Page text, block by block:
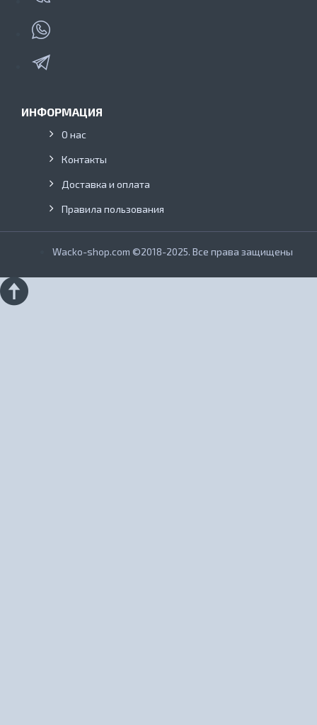
ИНФОРМАЦИЯ
О нас
Контакты
Доставка и оплата
Правила пользования
Wacko-shop.com ©2018-2025. Все права защищены